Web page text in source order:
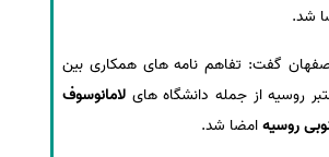
همزمان
شد.
گفت: تفاهم نامه های همکاری بین
روسیه از جمله دانشگاه های لامانوسوف
روسیهامضا شد.